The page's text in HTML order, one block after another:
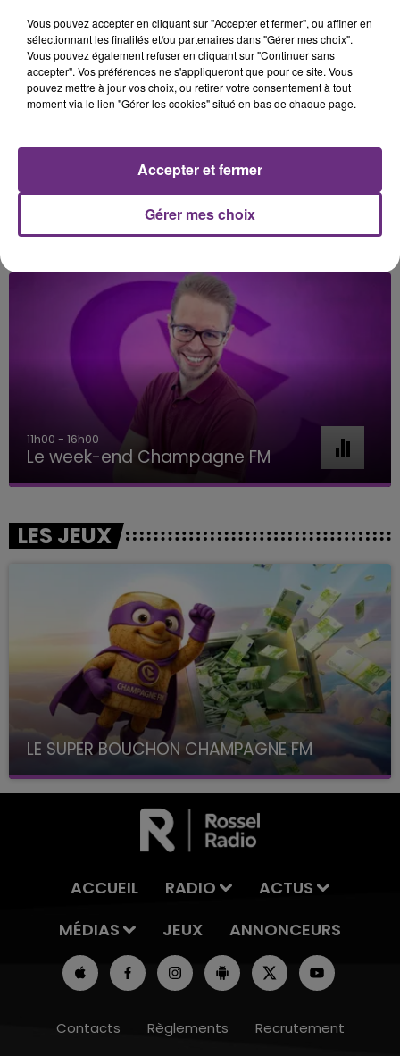
Hate That I Made You Love
Est-Ce Que Tu M'aimes ?
A L'ANTENNE
11h00 - 16h00
Le week-end Champagne FM
LES JEUX
LE SUPER BOUCHON CHAMPAGNE FM
avec La Famille Champagne FM, à 8H10
ACCUEIL RADIO
ACTUS
MÉDIAS
JEUX ANNONCEURS
Contacts Règlements Recrutement
Vous pouvez accepter en cliquant sur "Accepter et fermer", ou affiner en
sélectionnant les finalités et/ou partenaires dans "Gérer mes choix".
Vous pouvez également refuser en cliquant sur "Continuer sans
accepter". Vos préférences ne s'appliqueront que pour ce site. Vous
pouvez mettre à jour vos choix, ou retirer votre consentement à tout
moment via le lien "Gérer les cookies" situé en bas de chaque page.
Gérer mes choix
Accepter et fermer